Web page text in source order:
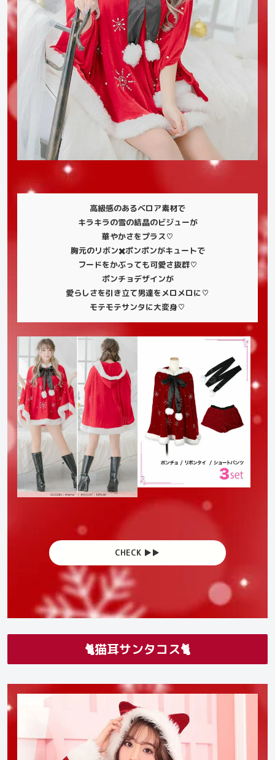
高級感のあるベロア素材で
キラキラの雪の結晶のビジューが
華やかさをプラス♡
胸元のリボン✖️ポンポンがキュートで
フードをかぶっても可愛さ抜群♡
ポンチョデザインが
愛らしさを引き立て男達をメロメロに♡
モテモテサンタに大変身♡
CHECK ▶︎▶︎
🐈猫耳サンタコス🐈